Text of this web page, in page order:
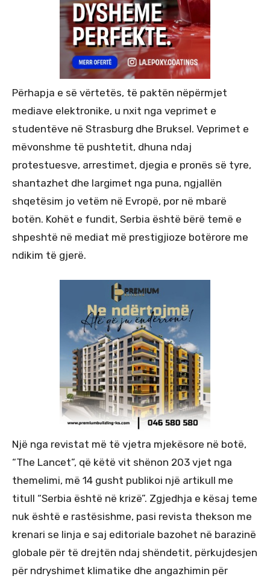
Përhapja e së vërtetës, të paktën nëpërmjet
mediave elektronike, u nxit nga veprimet e
studentëve në Strasburg dhe Bruksel. Veprimet e
mëvonshme të pushtetit, dhuna ndaj
protestuesve, arrestimet, djegia e pronës së tyre,
shantazhet dhe largimet nga puna, ngjallën
shqetësim jo vetëm në Evropë, por në mbarë
botën. Kohët e fundit, Serbia është bërë temë e
shpeshtë në mediat më prestigjioze botërore me
ndikim të gjerë.
Një nga revistat më të vjetra mjekësore në botë,
“The Lancet”, që këtë vit shënon 203 vjet nga
themelimi, më 14 gusht publikoi një artikull me
titull “Serbia është në krizë”. Zgjedhja e kësaj teme
nuk është e rastësishme, pasi revista thekson me
krenari se linja e saj editoriale bazohet në barazinë
globale për të drejtën ndaj shëndetit, përkujdesjen
për ndryshimet klimatike dhe angazhimin për